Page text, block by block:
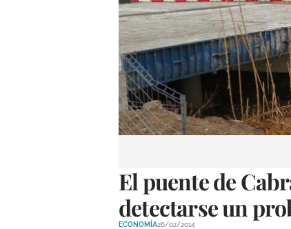
El puente de
detectarse un
ECONOMÍA26/02/2014